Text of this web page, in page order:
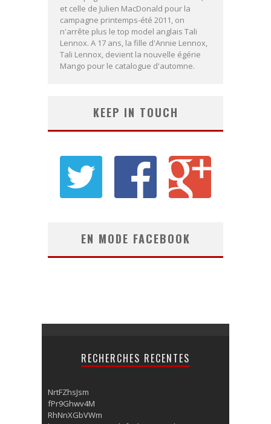
et celle de Julien MacDonald pour la
campagne printemps-été 2011, on
n'arrête plus le top model anglais Tali
Lennox. A 17 ans, la fille d'Annie Lennox,
Tali Lennox, devient la nouvelle égérie
Mango pour le catalogue d'automne.
KEEP IN TOUCH
EN MODE FACEBOOK
RECHERCHES RECENTES
NrtFZhsJsm
fPr9Ghwv4M
RhNnXGbVWm